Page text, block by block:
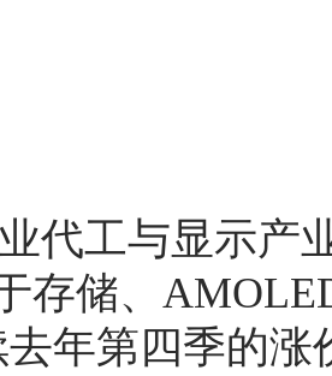
代工与显示产
存储、
年第四季的